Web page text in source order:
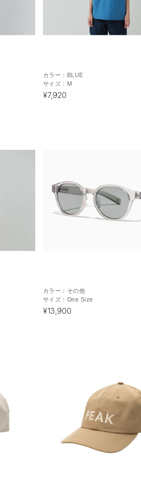
カラー： BLUE
サイズ： M
¥7,920
カラー： その他
サイズ： One Size
¥13,900